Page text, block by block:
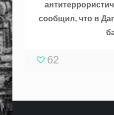
сообщил, что в
62